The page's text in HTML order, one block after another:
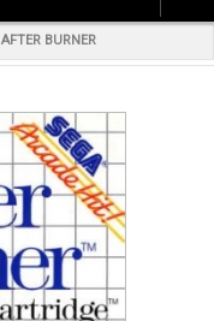
AFTER BURNER